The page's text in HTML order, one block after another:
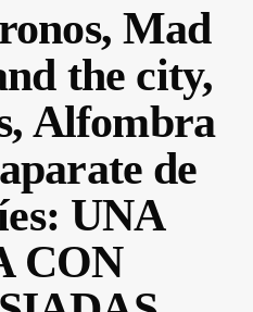
Mad
the city,
Alfombra
de
UNA
CON